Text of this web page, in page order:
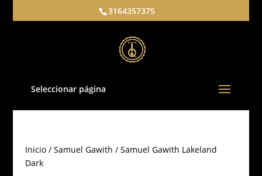
3164357375
Seleccionar página
Inicio/ Samuel Gawith / Samuel Gawith Lakeland
Dark